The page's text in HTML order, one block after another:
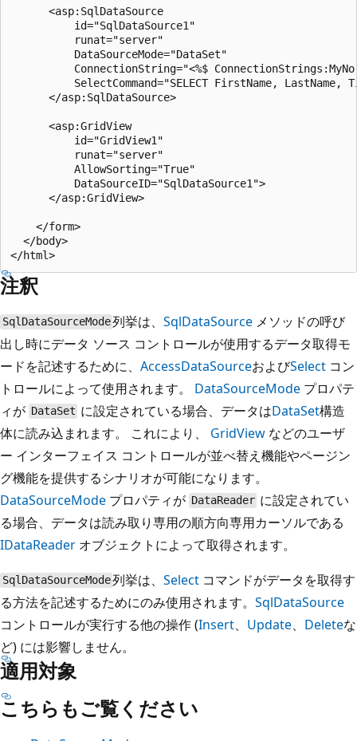
      <asp:SqlDataSource
          id="SqlDataSource1"
          runat="server"
          DataSourceMode="DataSet"
ConnectionString="<%$
SelectCommand="SELECT FirstName, LastName,
      </asp:SqlDataSource>
      <asp:GridView
          id="GridView1"
          runat="server"
          AllowSorting="True"
          DataSourceID="SqlDataSource1">
      </asp:GridView>
    </form>
  </body>
注釈
SqlDataSourceMode列挙は、SqlDataSource メソッドの呼び
出し時にデータ ソース コントロールが使用するデータ取得モ
ードを記述するために、 AccessDataSourceおよびSelect コン
トロールによって使用されます。 DataSourceMode プロパテ
ィが DataSet に設定されている場合、データはDataSet構造
体に読み込まれます。 これにより、 GridView などのユーザ
ー インターフェイス コントロールが並べ替え機能やページン
グ機能を提供するシナリオが可能になります。
DataSourceMode プロパティが DataReader に設定されてい
る場合、データは読み取り専用の順方向専用カーソルである
IDataReader オブジェクトによって取得されます。
SqlDataSourceMode列挙は、Select コマンドがデータを取得す
る方法を記述するためにのみ使用されます。 SqlDataSource
コントロールが実行する他の操作 (Insert、 Update、 Deleteな
ど) には影響しません。
適用対象
こちらもご覧ください